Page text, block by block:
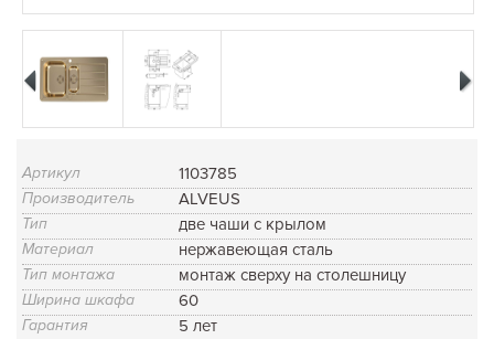
Артикул 1103785
Производитель ALVEUS
Тип две чаши с крылом
Материал нержавеющая сталь
Тип монтажа монтаж сверху на столешницу
Ширина шкафа 60
Гарантия 5 лет